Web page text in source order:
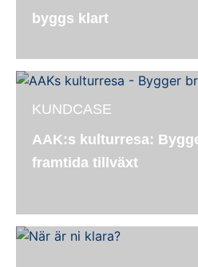
byggs klart
KUNDCASE
AAK:s kulturresa:
framtida tillväxt